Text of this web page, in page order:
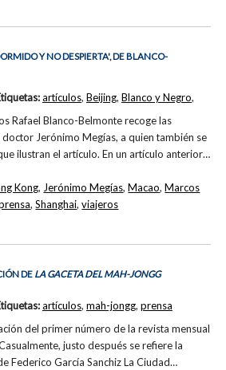
Y NO DESPIERTA', DE BLANCO-
Rafael Blanco-Belmonte recoge las
Jerónimo Megías, a quien también se
ilustran el artículo. En un artículo anterior…
artículos, Beijing, Blanco y Negro,
Kong, Jerónimo Megías,Macao,Marcos
,Shanghai,viajeros
DE LA GACETA DEL MAH-JONGG
del primer número de la revista mensual
justo después se refiere la
Federico García Sanchiz La Ciudad…
artículos, mah-jongg, prensa